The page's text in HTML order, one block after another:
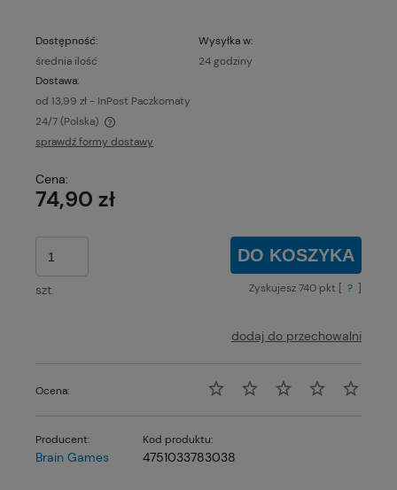
Dostępność:
średnia ilość
Wysyłka w:
24 godziny
Dostawa:
od 13,99 zł - InPost Paczkomaty
24/7(Polska)
Cena nie zawiera ewentualnych kosztów płatności
sprawdź formy dostawy
Cena:
74,90 zł
szt.
DO KOSZYKA
Zyskujesz740 pkt [ ? ]
dodaj do przechowalni
Ocena:
Producent:
Brain Games
Kod produktu:
4751033783038